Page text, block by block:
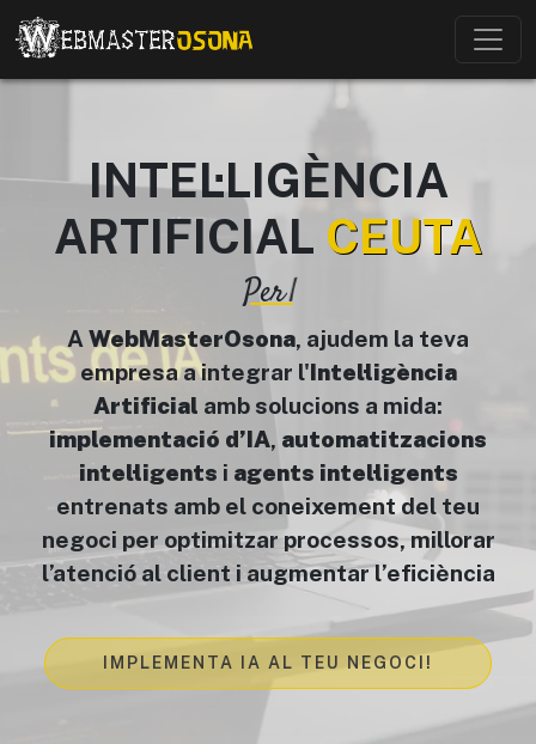
INTEL·LIGÈNCIA
ARTIFICIAL CEUTA
Per
A WebMasterOsona, ajudem la teva
empresa a integrar l'Intel·ligència
Artificial amb solucions a mida:
implementació d’IA, automatitzacions
intel·ligents i agents intel·ligents
entrenats amb el coneixement del teu
negoci per optimitzar processos, millorar
l’atenció al client i augmentar l’eficiència
IMPLEMENTA IA AL TEU NEGOCI!